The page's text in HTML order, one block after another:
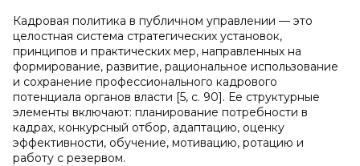
Кадровая политика в публичном управлении — это
целостная система стратегических установок,
принципов и практических мер, направленных на
формирование, развитие, рациональное использование
и сохранение профессионального кадрового
потенциала органов власти [5, с. 90]. Ее структурные
элементы включают: планирование потребности в
кадрах, конкурсный отбор, адаптацию, оценку
эффективности, обучение, мотивацию, ротацию и
работу с резервом.